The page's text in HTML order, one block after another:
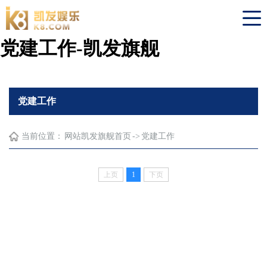
党建工作-凯发旗舰
党建工作
当前位置： 网站凯发旗舰首页 -> 党建工作
上页 1 下页